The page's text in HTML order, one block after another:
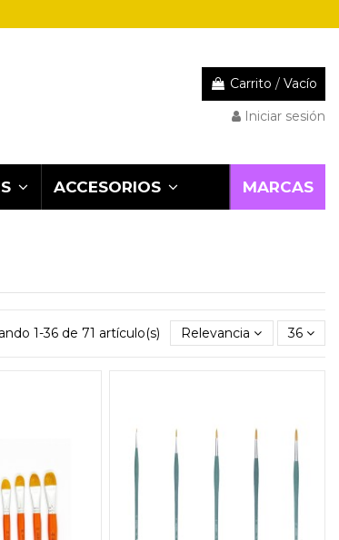
Carrito / Vacío
Iniciar sesión
ACCESORIOS MARCAS
1-36 de 71 artículo(s) Relevancia 36